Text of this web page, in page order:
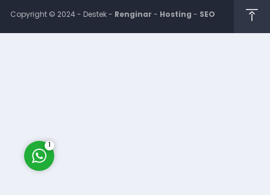
Copyright © 2024 - Destek - Renginar - Hosting - SEO